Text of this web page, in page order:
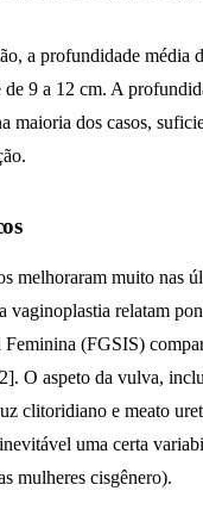
a profundidade média
de 9 a 12 cm. A
maioria dos casos,
melhoraram muito nas
vaginoplastia relatam
(FGSIS)
O aspeto da vulva,
clitoridiano e meato
uma certa
mulheres cisgênero).